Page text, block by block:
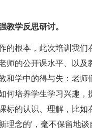
学反思研讨。
根本，此次培训我们
师的公开课水平、以
和学中的得与失：老
何培养学生学习兴趣
标的认识、理解，比
理念的'，毫不保留地